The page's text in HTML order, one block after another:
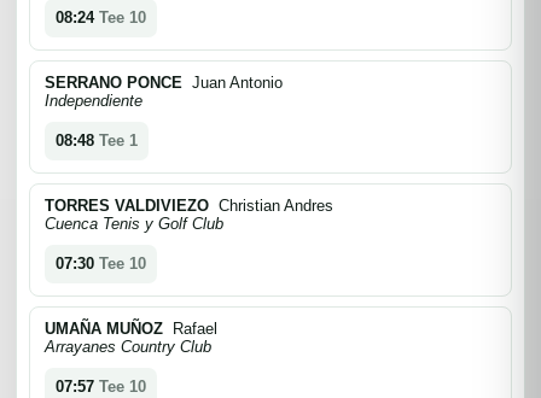
08:24 Tee 10
SERRANO PONCE Juan Antonio
Independiente
08:48 Tee 1
TORRES VALDIVIEZO Christian Andres
Cuenca Tenis y Golf Club
07:30 Tee 10
UMAÑA MUÑOZ Rafael
Arrayanes Country Club
07:57 Tee 10